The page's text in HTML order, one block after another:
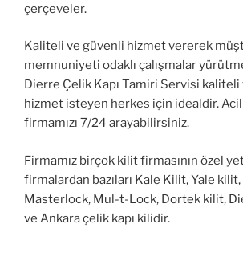
çerçeveler.
Kaliteli ve güvenli hizmet vererek
memnuniyeti odaklı çalışmalar
Dierre Çelik Kapı Tamiri Servisi
hizmet isteyen herkes için idealdir.
firmamızı 7/24 arayabilirsiniz.
Firmamız birçok kilit firmasının özel
firmalardan bazıları Kale Kilit, Yale
Masterlock, Mul-t-Lock, Dortek kilit,
ve Ankara çelik kapı kilidir.